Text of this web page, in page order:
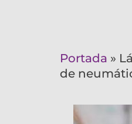
Portada »
de